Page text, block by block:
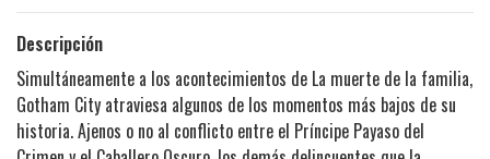
Descripción
Simultáneamente a los acontecimientos de La muerte de la familia,
Gotham City atraviesa algunos de los momentos más bajos de su
historia. Ajenos o no al conflicto entre el Príncipe Payaso del